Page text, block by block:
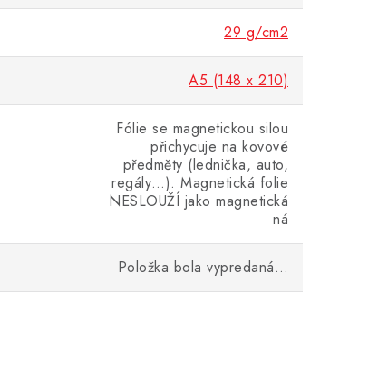
29 g/cm2
A5 (148 x 210)
Fólie se magnetickou silou
přichycuje na kovové
předměty (lednička, auto,
regály…). Magnetická folie
NESLOUŽÍ jako magnetická
ná
Položka bola vypredaná…